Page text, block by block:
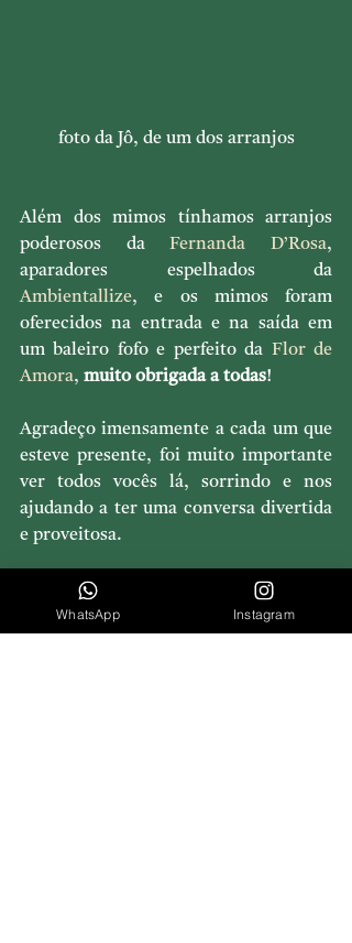
foto da Jô, de um dos arranjos
Além dos mimos tínhamos arranjos
poderosos da Fernanda D’Rosa,
Ambientallize, e os mimos foram
oferecidos na entrada e na saída em
um baleiro fofo e perfeito da Flor de
Amora, muito obrigada a todas!
Agradeço imensamente a cada um que
esteve presente, foi muito importante
ver todos vocês lá, sorrindo e nos
ajudando a ter uma conversa divertida
e proveitosa.
Aqui um pequeno vídeo que mostra
como foi o clima da conversa:
https://www.youtube.com/watch?
WhatsApp Instagram